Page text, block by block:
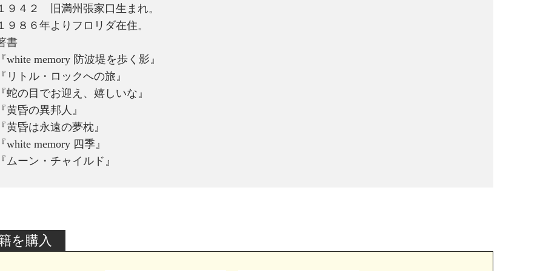
９４２ 旧満州張家口生まれ。
９８６年よりフロリダ在住。
書
white memory 防波堤を歩く影』
リトル・ロックへの旅』
蛇の目でお迎え、嬉しいな』
黄昏の異邦人』
黄昏は永遠の夢枕』
white memory 四季』
ムーン・チャイルド』
を購入